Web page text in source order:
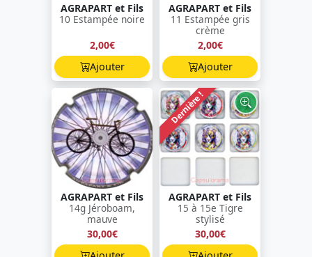
AGRAPART et Fils
10 Estampée noire
2,00€
Ajouter
AGRAPART et Fils
11 Estampée gris
crème
2,00€
Ajouter
AGRAPART et Fils
14g Jéroboam,
mauve
30,00€
Dernière !
AGRAPART et Fils
15 à 15e Tigre
stylisé
30,00€